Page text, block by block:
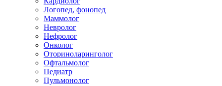
Логопед, фонопед
Маммолог
Невролог
Нефролог
Онколог
Оториноларинголог
Офтальмолог
Педиатр
Пульмонолог